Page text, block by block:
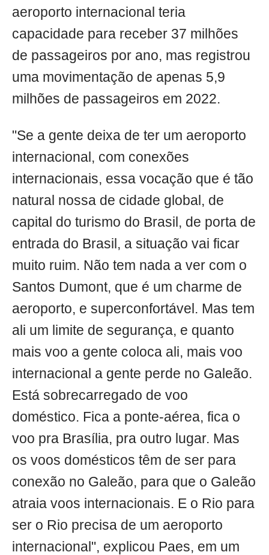
aeroporto internacional teria
capacidade para receber 37 milhões
de passageiros por ano, mas registrou
uma movimentação de apenas 5,9
milhões de passageiros em 2022.
"Se a gente deixa de ter um aeroporto
internacional, com conexões
internacionais, essa vocação que é tão
natural nossa de cidade global, de
capital do turismo do Brasil, de porta de
entrada do Brasil, a situação vai ficar
muito ruim. Não tem nada a ver com o
Santos Dumont, que é um charme de
aeroporto, e superconfortável. Mas tem
ali um limite de segurança, e quanto
mais voo a gente coloca ali, mais voo
internacional a gente perde no Galeão.
Está sobrecarregado de voo
doméstico. Fica a ponte-aérea, fica o
voo pra Brasília, pra outro lugar. Mas
os voos domésticos têm de ser para
conexão no Galeão, para que o Galeão
atraia voos internacionais. E o Rio para
ser o Rio precisa de um aeroporto
internacional", explicou Paes, em um